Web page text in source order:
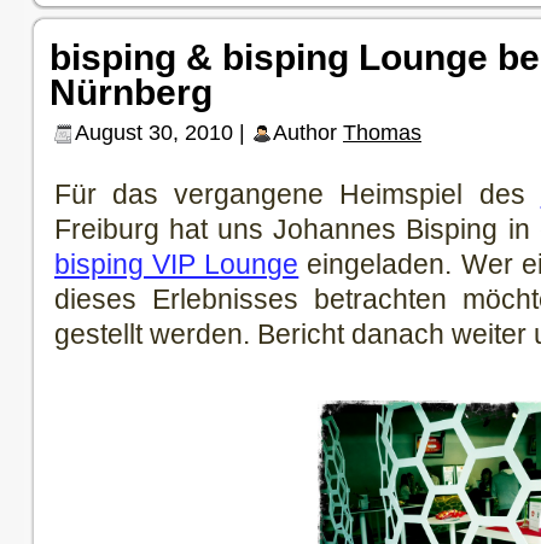
bisping & bisping Lounge
Nürnberg
August 30, 2010 | Author Thomas
Für das vergangene Heimspiel des
Freiburg hat uns Johannes Bisping
bisping VIP Lounge eingeladen. Wer
dieses Erlebnisses betrachten
gestellt werden. Bericht danach weiter